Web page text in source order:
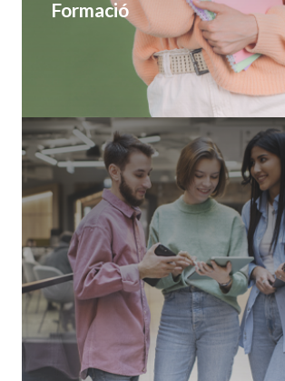
Formació